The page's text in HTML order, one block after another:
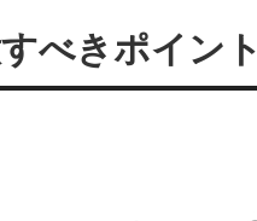
べきポイント